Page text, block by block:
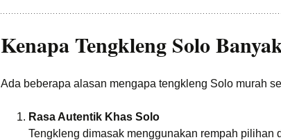
Kenapa Tengkleng Solo
Ada beberapa alasan mengapa tengkleng Solo murah
Rasa Autentik Khas Solo
Tengkleng dimasak menggunakan rempah pilihan